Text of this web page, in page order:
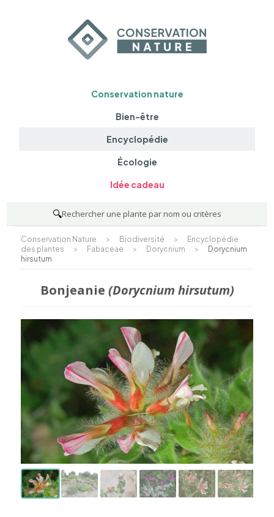
Conservation nature
Bien-être
Encyclopédie
Écologie
Idée cadeau
🔍Rechercher une plante par nom ou critères
Conservation Nature > Biodiversité >
Encyclopédie
des plantes
> Fabaceae > Dorycnium >
Dorycnium
hirsutum
Bonjeanie (Dorycnium hirsutum)